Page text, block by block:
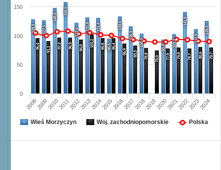
128,3 127,1
148,5
158,5
122,6
131,8 131,4
95,6
133,6
116,3
104,0
93,4 103,3
141,6
111,5
126,0
96,4 91,1 97,2 96,9 94,0 103,2 95,8 96,4
86,9 83,3 78,9 75,0 77,9 79,8 78,7 80,6 79,7
20082009201020112012201320142015201620172018201920202021202220232024
0
50
100
150
Wieś Morzyczyn Woj. zachodniopomorskie Polska